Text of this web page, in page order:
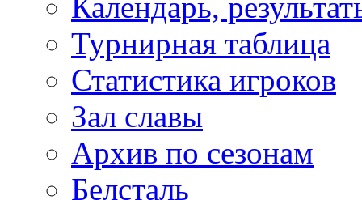
Турнирная таблица
Статистика игроков
Зал славы
Архив по сезонам
Белсталь